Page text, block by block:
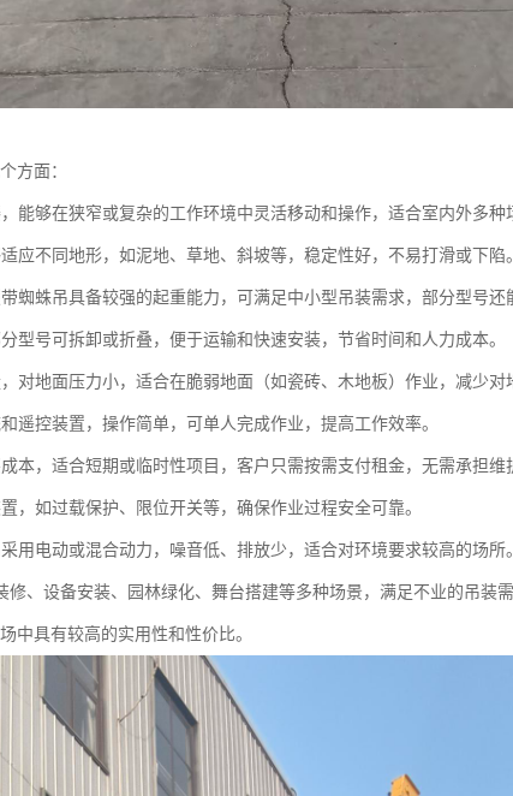
方面：
能够在狭窄或复杂的工作环境中灵活移动和操作，适合室内外多种
应不同地形，如泥地、草地、斜坡等，稳定性好，不易打滑或下陷。
蜘蛛吊具备较强的起重能力，可满足中小型吊装需求，部分型号还
型号可拆卸或折叠，便于运输和快速安装，节省时间和人力成本。
对地面压力小，适合在脆弱地面（如瓷砖、木地板）作业，减少对
遥控装置，操作简单，可单人完成作业，提高工作效率。
本，适合短期或临时性项目，客户只需按需支付租金，无需承担维
，如过载保护、限位开关等，确保作业过程安全可靠。
用电动或混合动力，噪音低、排放少，适合对环境要求较高的场所。
、设备安装、园林绿化、舞台搭建等多种场景，满足不业的吊装需
中具有较高的实用性和性价比。